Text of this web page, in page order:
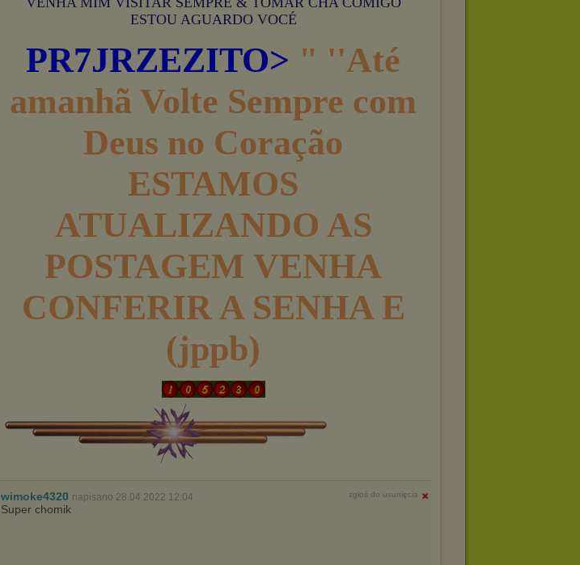
ESTOU AGUARDO VOCÉ
PR7JRZEZITO> " ''Até
amanhã Volte Sempre com
Deus no Coração
ESTAMOS
ATUALIZANDO AS
POSTAGEM VENHA
CONFERIR A SENHA E
(jppb)
wimoke4320 napisano 28.04.2022 12:04 zgłoś do usunięcia
Super chomik